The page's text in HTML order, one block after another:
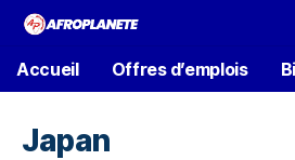
Accueil Offres d’emplois
Japan